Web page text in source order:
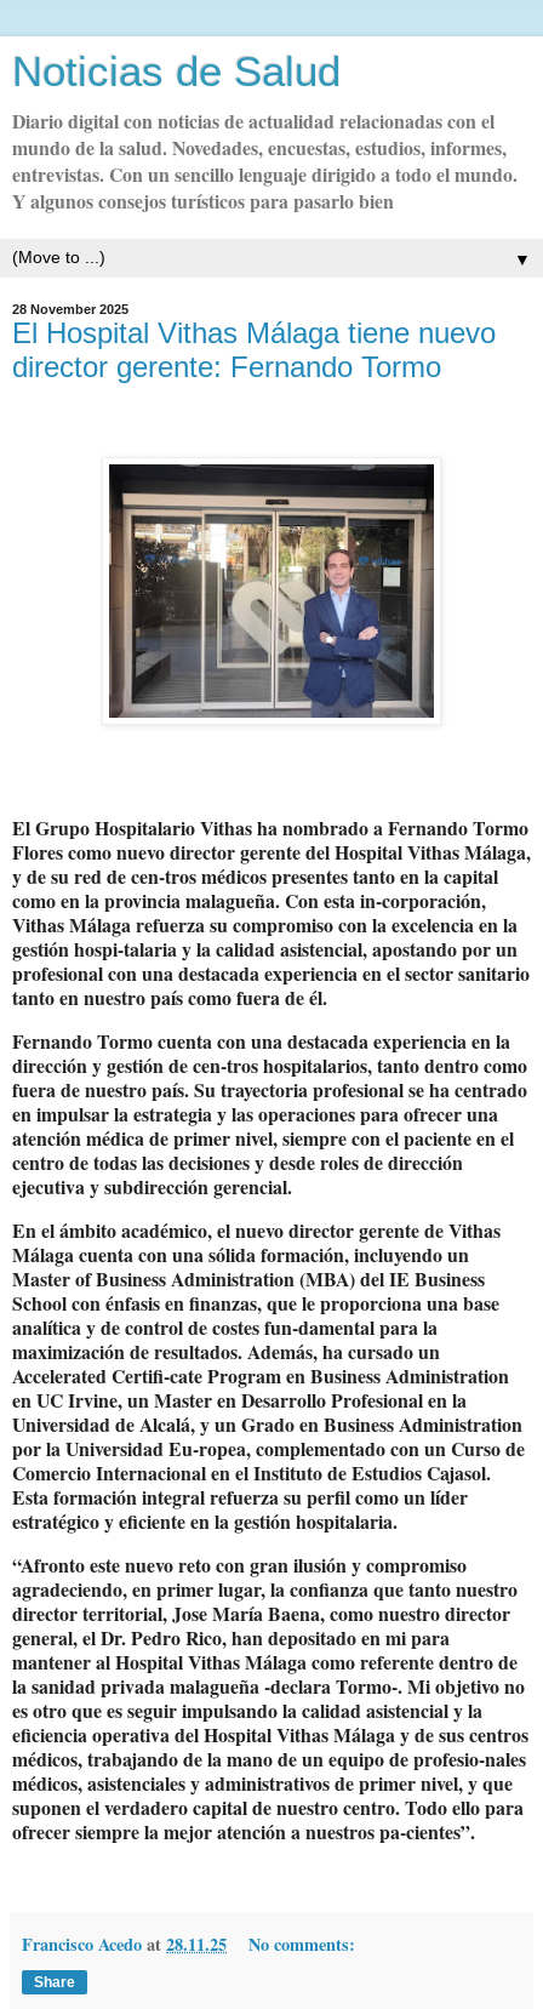
Noticias de Salud
Diario digital con noticias de actualidad relacionadas con el
mundo de la salud. Novedades, encuestas, estudios, informes,
entrevistas. Con un sencillo lenguaje dirigido a todo el mundo.
Y algunos consejos turísticos para pasarlo bien
▼
28 November 2025
El Hospital Vithas Málaga tiene nuevo
director gerente: Fernando Tormo
El Grupo Hospitalario Vithas ha nombrado a Fernando Tormo
Flores como nuevo director gerente del Hospital Vithas Málaga,
y de su red de cen-tros médicos presentes tanto en la capital
como en la provincia malagueña. Con esta in-corporación,
Vithas Málaga refuerza su compromiso con la excelencia en la
gestión hospi-talaria y la calidad asistencial, apostando por un
profesional con una destacada experiencia en el sector sanitario
tanto en nuestro país como fuera de él.
Fernando Tormo cuenta con una destacada experiencia en la
dirección y gestión de cen-tros hospitalarios, tanto dentro como
fuera de nuestro país. Su trayectoria profesional se ha centrado
en impulsar la estrategia y las operaciones para ofrecer una
atención médica de primer nivel, siempre con el paciente en el
centro de todas las decisiones y desde roles de dirección
ejecutiva y subdirección gerencial.
En el ámbito académico, el nuevo director gerente de Vithas
Málaga cuenta con una sólida formación, incluyendo un
Master of Business Administration (MBA) del IE Business
School con énfasis en finanzas, que le proporciona una base
analítica y de control de costes fun-damental para la
maximización de resultados. Además, ha cursado un
Accelerated Certifi-cate Program en Business Administration
en UC Irvine, un Master en Desarrollo Profesional en la
Universidad de Alcalá, y un Grado en Business Administration
por la Universidad Eu-ropea, complementado con un Curso de
Comercio Internacional en el Instituto de Estudios Cajasol.
Esta formación integral refuerza su perfil como un líder
estratégico y eficiente en la gestión hospitalaria.
“Afronto este nuevo reto con gran ilusión y compromiso
agradeciendo, en primer lugar, la confianza que tanto nuestro
director territorial, Jose María Baena, como nuestro director
general, el Dr. Pedro Rico, han depositado en mi para
mantener al Hospital Vithas Málaga como referente dentro de
la sanidad privada malagueña -declara Tormo-. Mi objetivo no
es otro que es seguir impulsando la calidad asistencial y la
eficiencia operativa del Hospital Vithas Málaga y de sus centros
médicos, trabajando de la mano de un equipo de profesio-nales
médicos, asistenciales y administrativos de primer nivel, y que
suponen el verdadero capital de nuestro centro. Todo ello para
ofrecer siempre la mejor atención a nuestros pa-cientes”.
Francisco Acedoat28.11.25 No comments:
Share